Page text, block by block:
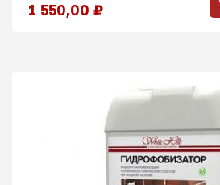
1 550,00 ₽